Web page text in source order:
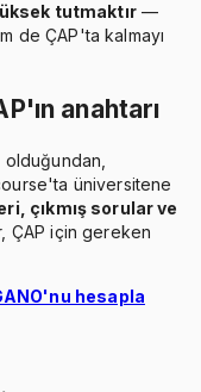
tutmaktır—
de ÇAP'ta kalmayı
anahtarı
olduğundan,
üniversitene
çıkmış sorular ve
ÇAP için gereken
hesapla